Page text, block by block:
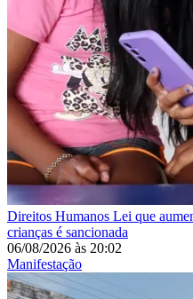
Direitos Humanos Lei que
crianças é sancionada
06/08/2026 às 20:02
Manifestação